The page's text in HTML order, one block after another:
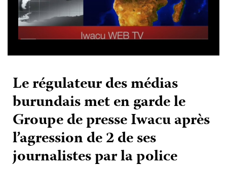
Le régulateur des médias
burundais met en garde le
Groupe de presse Iwacu après
l’agression de 2 de ses
journalistes par la police